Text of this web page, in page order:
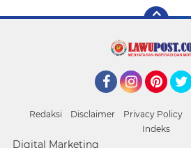
Redaksi Disclaimer Privacy Policy
Indeks
Digital Marketing